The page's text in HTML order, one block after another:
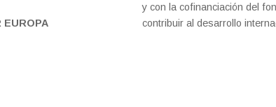
EUROPA
y con la cofinanciación del
contribuir al desarrollo